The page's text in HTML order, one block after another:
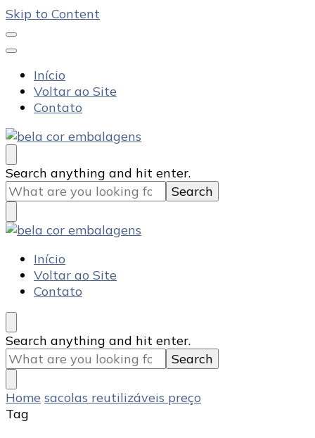
Skip to Content
Início
Voltar ao Site
Contato
Bela Cor Embalagens
Blog
Looking
for
Something?
Search anything and hit enter.
Bela Cor Embalagens
Blog
Início
Voltar ao Site
Contato
Looking
for
Something?
Search anything and hit enter.
Home sacolas reutilizáveis preço
Tag